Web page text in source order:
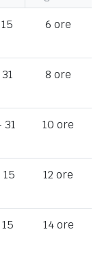
6 ore
8 ore
31
10 ore
15
12 ore
14 ore